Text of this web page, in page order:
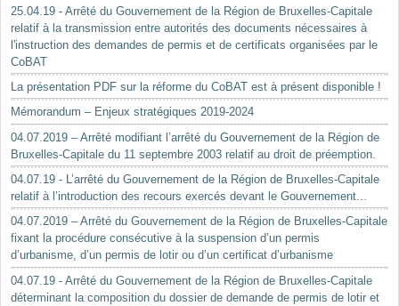
25.04.19 - Arrêté du Gouvernement de la Région de Bruxelles-Capitale
relatif à la transmission entre autorités des documents nécessaires à
l'instruction des demandes de permis et de certificats organisées par le
CoBAT
La présentation PDF sur la réforme du CoBAT est à présent disponible !
Mémorandum – Enjeux stratégiques 2019-2024
04.07.2019 – Arrêté modifiant l’arrêté du Gouvernement de la Région de
Bruxelles-Capitale du 11 septembre 2003 relatif au droit de préemption.
04.07.19 - L’arrêté du Gouvernement de la Région de Bruxelles-Capitale
relatif à l’introduction des recours exercés devant le Gouvernement...
04.07.2019 – Arrêté du Gouvernement de la Région de Bruxelles-Capitale
fixant la procédure consécutive à la suspension d’un permis
d’urbanisme, d’un permis de lotir ou d’un certificat d’urbanisme
04.07.19 - Arrêté du Gouvernement de la Région de Bruxelles-Capitale
déterminant la composition du dossier de demande de permis de lotir et